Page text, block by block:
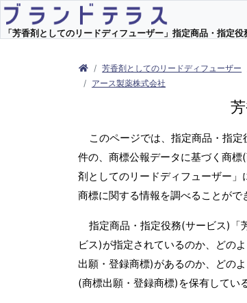
「芳香剤としてのリードディフューザー」指定商品・指定
芳香剤としてのリードディフューザー
アース製薬株式会社
このページでは、指定商品・指
件の、商標公報データに基づく商
剤としてのリードディフューザー
商標に関する情報を調べることがで
指定商品・指定役務(サービス)「
ビス)が指定されているのか、どの
出願・登録商標)があるのか、どの
(商標出願・登録商標)を保有してい